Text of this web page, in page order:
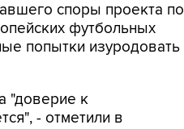
споры проекта по
футбольных
попытки изуродовать
"доверие к
- отметили в